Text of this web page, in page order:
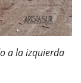
a la izquierda